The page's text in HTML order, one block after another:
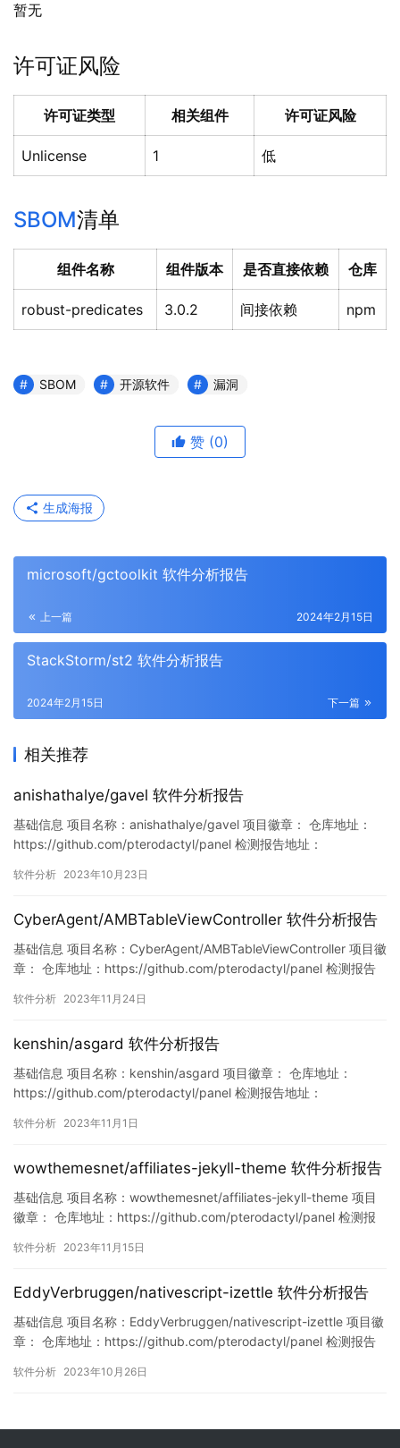
暂无
许可证风险
许可证类型 相关组件 许可证风险
Unlicense 1 低
SBOM清单
组件名称 组件版本 是否直接依赖 仓库
robust-predicates 3.0.2 间接依赖 npm
SBOM 开源软件 漏洞
赞 (0)
生成海报
microsoft/gctoolkit 软件分析报告
上一篇 2024年2月15日
StackStorm/st2 软件分析报告
下一篇
2024年2月15日
相关推荐
anishathalye/gavel 软件分析报告
基础信息 项目名称：anishathalye/gavel 项目徽章： 仓库地址：
https://github.com/pterodactyl/panel 检测报告地址：
07392/1715844857594691584 此报告由Murphysec提供…
软件分析 2023年10月23日
CyberAgent/AMBTableViewController 软件分析报告
基础信息 项目名称：CyberAgent/AMBTableViewController 项目徽
章： 仓库地址：https://github.com/pterodactyl/panel 检测报告
https://www.murphysec.com/console/report/172111870239231
软件分析 2023年11月24日
kenshin/asgard 软件分析报告
基础信息 项目名称：kenshin/asgard 项目徽章： 仓库地址：
https://github.com/pterodactyl/panel 检测报告地址：
90720/1719411623440728064 此报告由Murphysec提供 漏洞
软件分析 2023年11月1日
wowthemesnet/affiliates-jekyll-theme 软件分析报告
基础信息 项目名称：wowthemesnet/affiliates-jekyll-theme 项目
徽章： 仓库地址：https://github.com/pterodactyl/panel 检测报
https://www.murphysec.com/console/report/17246247692900
软件分析 2023年11月15日
EddyVerbruggen/nativescript-izettle 软件分析报告
基础信息 项目名称：EddyVerbruggen/nativescript-izettle 项目徽
章： 仓库地址：https://github.com/pterodactyl/panel 检测报告
https://www.murphysec.com/console/report/17173935418389
软件分析 2023年10月26日